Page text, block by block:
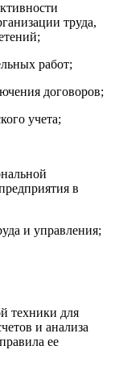
труда,
работ;
договоров;
учета;
в
и управления;
техники для
и анализа
ее